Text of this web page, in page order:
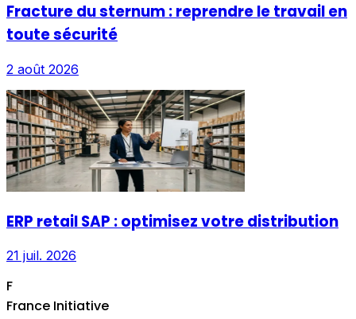
Fracture du sternum : reprendre le travail en
toute sécurité
2 août 2026
ERP retail SAP : optimisez votre distribution
21 juil. 2026
F
France Initiative